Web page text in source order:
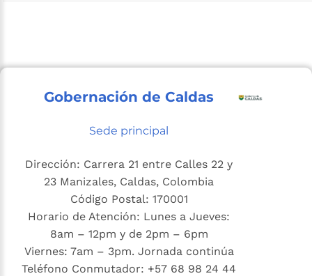
Gobernación de Caldas
Sede principal
Dirección: Carrera 21 entre Calles 22 y
23 Manizales, Caldas, Colombia
Código Postal: 170001
Horario de Atención: Lunes a Jueves:
8am – 12pm y de 2pm – 6pm
Viernes: 7am – 3pm. Jornada continúa
Teléfono Conmutador: +57 68 98 24 44